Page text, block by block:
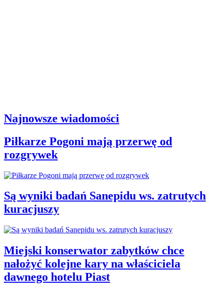
Najnowsze wiadomości
Piłkarze Pogoni mają przerwę od
rozgrywek
Są wyniki badań Sanepidu ws. zatrutych
kuracjuszy
Miejski konserwator zabytków chce
nałożyć kolejne kary na właściciela
dawnego hotelu Piast